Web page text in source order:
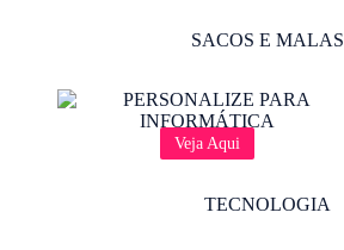
SACOS E MALAS
Veja Aqui
TECNOLOGIA